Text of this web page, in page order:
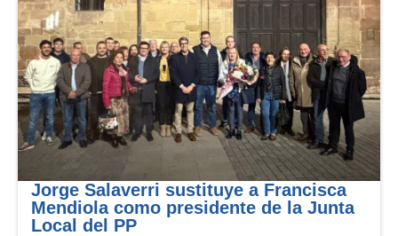
Jorge Salaverri sustituye a Francisca
Mendiola como presidente de la Junta
Local del PP